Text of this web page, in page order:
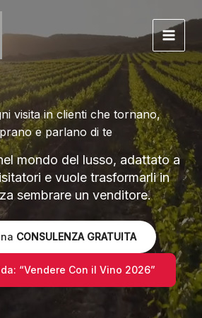
visita in clienti che tornano,
e parlano di te
mondo del lusso, adattato a
e vuole trasformarli in
sembrare un venditore.
CONSULENZA GRATUITA
“Vendere Con il Vino 2026”